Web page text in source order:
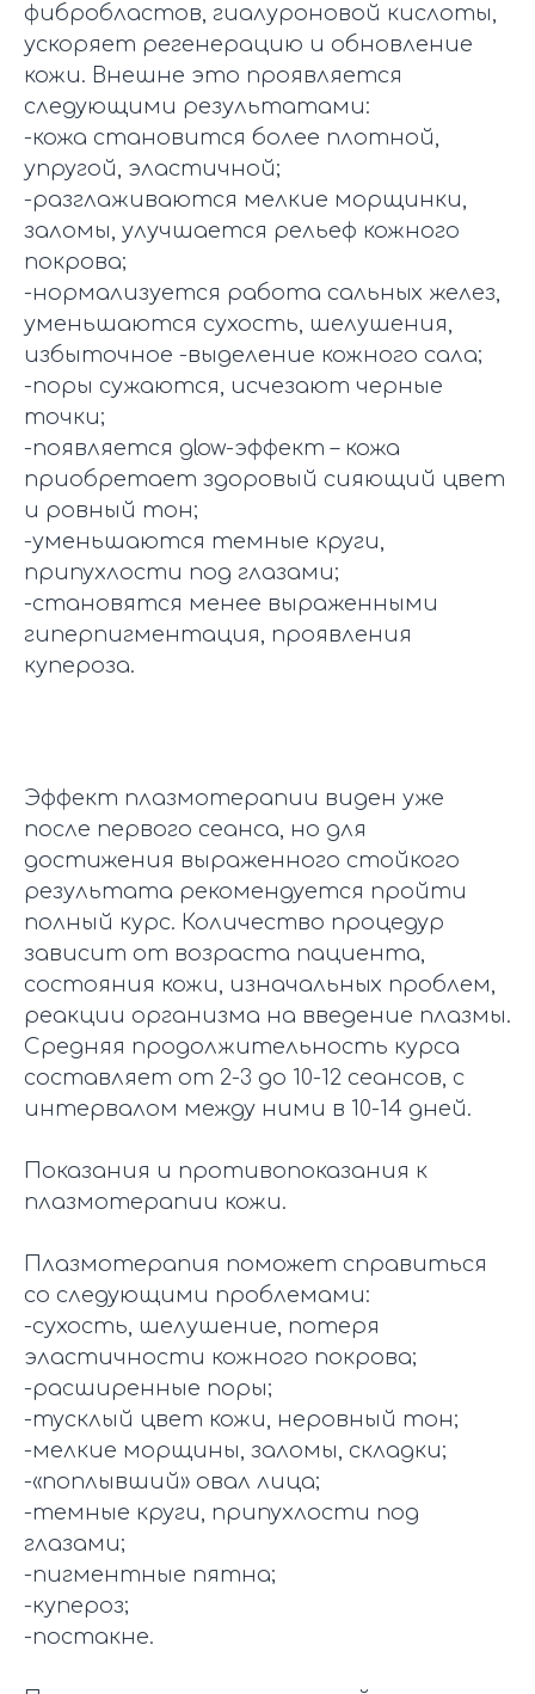
фибробластов, гиалуроновой кислоты,
ускоряет регенерацию и обновление
кожи. Внешне это проявляется
следующими результатами:
-кожа становится более плотной,
упругой, эластичной;
-разглаживаются мелкие морщинки,
заломы, улучшается рельеф кожного
покрова;
-нормализуется работа сальных желез,
уменьшаются сухость, шелушения,
избыточное -выделение кожного сала;
-поры сужаются, исчезают черные
точки;
-появляется glow-эффект – кожа
приобретает здоровый сияющий цвет
и ровный тон;
-уменьшаются темные круги,
припухлости под глазами;
-становятся менее выраженными
гиперпигментация, проявления
купероза.
Эффект плазмотерапии виден уже
после первого сеанса, но для
достижения выраженного стойкого
результата рекомендуется пройти
полный курс. Количество процедур
зависит от возраста пациента,
состояния кожи, изначальных проблем,
реакции организма на введение плазмы.
Средняя продолжительность курса
составляет от 2-3 до 10-12 сеансов, с
интервалом между ними в 10-14 дней.
Показания и противопоказания к
плазмотерапии кожи.
Плазмотерапия поможет справиться
со следующими проблемами:
-сухость, шелушение, потеря
эластичности кожного покрова;
-расширенные поры;
-тусклый цвет кожи, неровный тон;
-мелкие морщины, заломы, складки;
-«поплывший» овал лица;
-темные круги, припухлости под
глазами;
-пигментные пятна;
-купероз;
-постакне.